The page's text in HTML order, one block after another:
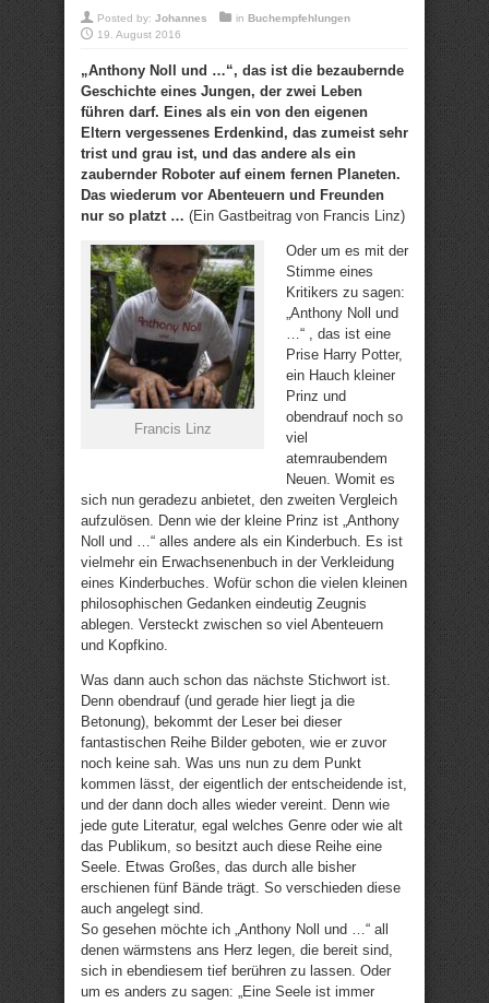
Posted by: Johannes in Buchempfehlungen
19. August 2016
„Anthony Noll und …“, das ist die bezaubernde
Geschichte eines Jungen, der zwei Leben
führen darf. Eines als ein von den eigenen
Eltern vergessenes Erdenkind, das zumeist sehr
trist und grau ist, und das andere als ein
zaubernder Roboter auf einem fernen Planeten.
Das wiederum vor Abenteuern und Freunden
nur so platzt … (Ein Gastbeitrag von Francis Linz)
Francis Linz
Oder um es mit der
Stimme eines
Kritikers zu sagen:
„Anthony Noll und
…“ , das ist eine
Prise Harry Potter,
ein Hauch kleiner
Prinz und
obendrauf noch so
viel
atemraubendem
Neuen. Womit es
sich nun geradezu anbietet, den zweiten Vergleich
aufzulösen. Denn wie der kleine Prinz ist „Anthony
Noll und …“ alles andere als ein Kinderbuch. Es ist
vielmehr ein Erwachsenenbuch in der Verkleidung
eines Kinderbuches. Wofür schon die vielen kleinen
philosophischen Gedanken eindeutig Zeugnis
ablegen. Versteckt zwischen so viel Abenteuern
und Kopfkino.
Was dann auch schon das nächste Stichwort ist.
Denn obendrauf (und gerade hier liegt ja die
Betonung), bekommt der Leser bei dieser
fantastischen Reihe Bilder geboten, wie er zuvor
noch keine sah. Was uns nun zu dem Punkt
kommen lässt, der eigentlich der entscheidende ist,
und der dann doch alles wieder vereint. Denn wie
jede gute Literatur, egal welches Genre oder wie alt
das Publikum, so besitzt auch diese Reihe eine
Seele. Etwas Großes, das durch alle bisher
erschienen fünf Bände trägt. So verschieden diese
auch angelegt sind.
So gesehen möchte ich „Anthony Noll und …“ all
denen wärmstens ans Herz legen, die bereit sind,
sich in ebendiesem tief berühren zu lassen. Oder
um es anders zu sagen: „Eine Seele ist immer